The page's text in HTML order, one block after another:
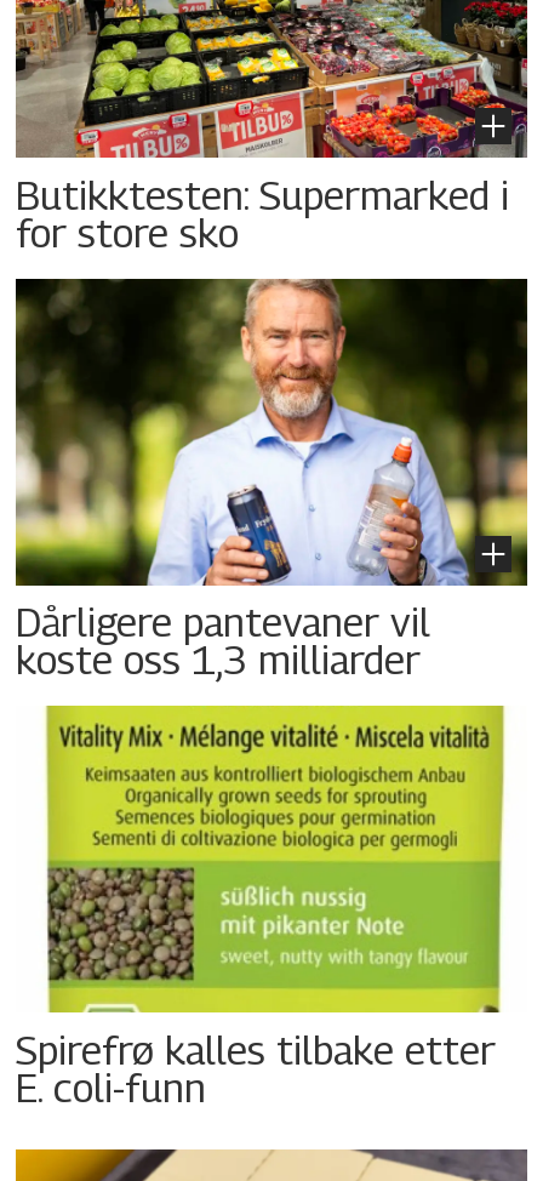
Butikktesten: Supermarked i
for store sko
Dårligere pantevaner vil
koste oss 1,3 milliarder
Spirefrø kalles tilbake etter
E. coli-funn